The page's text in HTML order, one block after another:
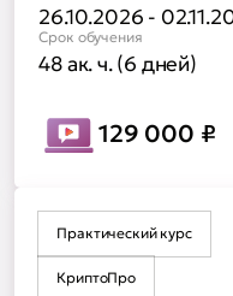
26.10.2026 -
Срок обучения
48 ак. ч. (6 дней)
129 000 ₽
Практический курс
КриптоПро